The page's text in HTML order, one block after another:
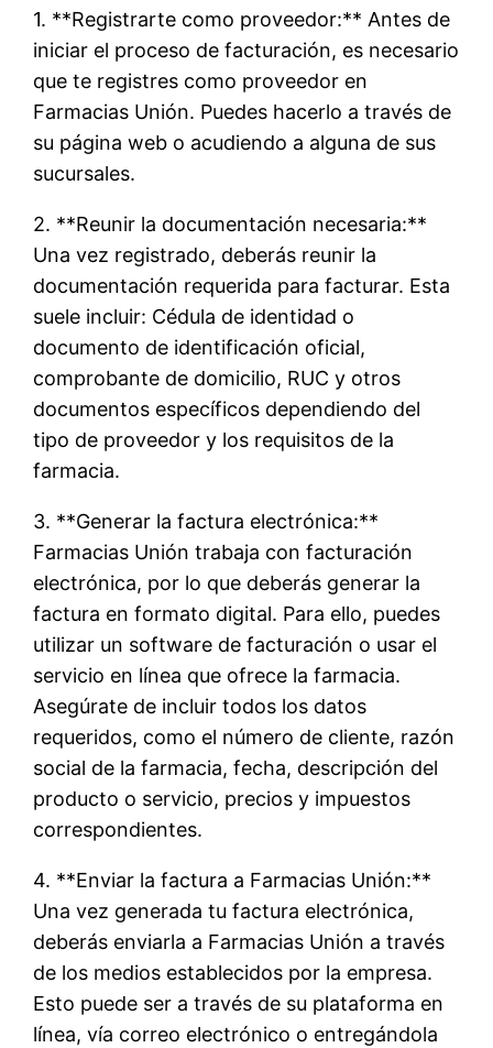
1. **Registrarte como proveedor:** Antes de
iniciar el proceso de facturación, es necesario
que te registres como proveedor en
Farmacias Unión. Puedes hacerlo a través de
su página web o acudiendo a alguna de sus
sucursales.
2. **Reunir la documentación necesaria:**
Una vez registrado, deberás reunir la
documentación requerida para facturar. Esta
suele incluir: Cédula de identidad o
documento de identificación oficial,
comprobante de domicilio, RUC y otros
documentos específicos dependiendo del
tipo de proveedor y los requisitos de la
farmacia.
3. **Generar la factura electrónica:**
Farmacias Unión trabaja con facturación
electrónica, por lo que deberás generar la
factura en formato digital. Para ello, puedes
utilizar un software de facturación o usar el
servicio en línea que ofrece la farmacia.
Asegúrate de incluir todos los datos
requeridos, como el número de cliente, razón
social de la farmacia, fecha, descripción del
producto o servicio, precios y impuestos
correspondientes.
4. **Enviar la factura a Farmacias Unión:**
Una vez generada tu factura electrónica,
deberás enviarla a Farmacias Unión a través
de los medios establecidos por la empresa.
Esto puede ser a través de su plataforma en
línea, vía correo electrónico o entregándola